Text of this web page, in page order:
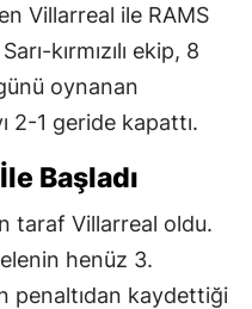
Villarreal ile RAMS
kırmızılı ekip, 8
oynanan
2-1 geride kapattı.
Başladı
taraf Villarreal oldu.
henüz 3.
penaltıdan kaydettiği